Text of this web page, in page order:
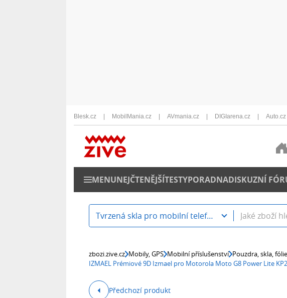
Blesk.cz MobilMania.cz AVmania.cz DIGIarena.cz Auto.cz
MENUNEJČTENĚJŠÍTESTYPORADNADISKUZNÍ
Tvrzená skla pro mobilní telefony
zbozi.zive.cz Mobily, GPS Mobilní příslušenství Pouzdra, skla,
IZMAEL Prémiové 9D Izmael pro Motorola Moto G8 Power Lite
Předchozí produkt